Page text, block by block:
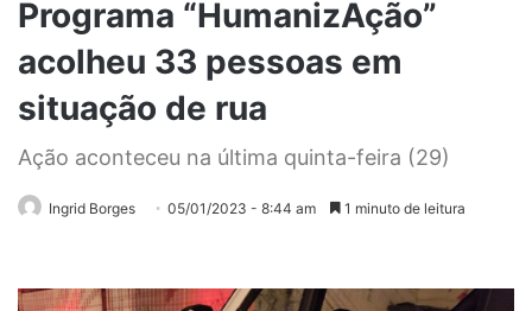
Programa “HumanizAção”
acolheu 33 pessoas em
situação de rua
Ação aconteceu na última quinta-feira (29)
Ingrid Borges 05/01/2023 - 8:44 am 1 minuto de leitura